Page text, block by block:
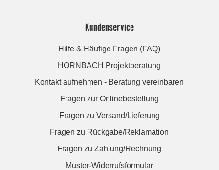
Kundenservice
Hilfe & Häufige Fragen (FAQ)
HORNBACH Projektberatung
Kontakt aufnehmen - Beratung vereinbaren
Fragen zur Onlinebestellung
Fragen zu Versand/Lieferung
Fragen zu Rückgabe/Reklamation
Fragen zu Zahlung/Rechnung
Muster-Widerrufsformular